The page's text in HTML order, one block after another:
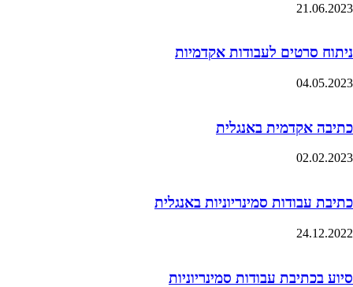
21.06.2023
ניתוח סרטים לעבודות אקדמיות
04.05.2023
כתיבה אקדמית באנגלית
02.02.2023
כתיבת עבודות סמינריוניות באנגלית
24.12.2022
סיוע בכתיבת עבודות סמינריוניות